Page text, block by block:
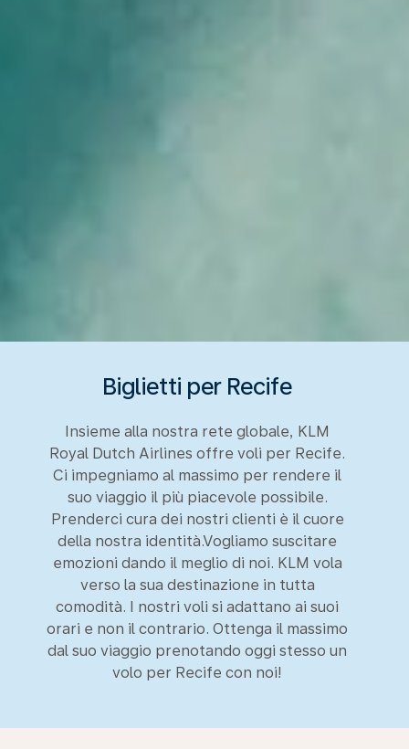
Biglietti per Recife
Insieme alla nostra rete globale, KLM
Royal Dutch Airlines offre voli per Recife.
Ci impegniamo al massimo per rendere il
suo viaggio il più piacevole possibile.
Prenderci cura dei nostri clienti è il cuore
della nostra identità.Vogliamo suscitare
emozioni dando il meglio di noi. KLM vola
verso la sua destinazione in tutta
comodità. I nostri voli si adattano ai suoi
orari e non il contrario. Ottenga il massimo
dal suo viaggio prenotando oggi stesso un
volo per Recife con noi!